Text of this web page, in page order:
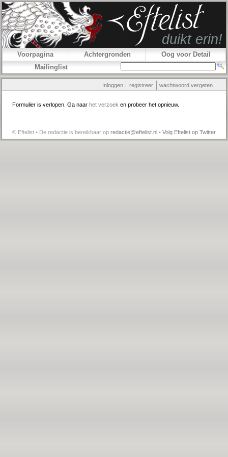
Voorpagina Achtergronden
Oog voor Detail
Mailinglist
Inloggen registreer wachtwoord vergeten
Formulier is verlopen. Ga naar het verzoek en probeer het opnieuw.
© Eftelist • De redactie is bereikbaar op redactie@eftelist.nl • Volg Eftelist op Twitter